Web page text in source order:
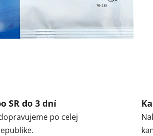
SR do 3 dní
po celej